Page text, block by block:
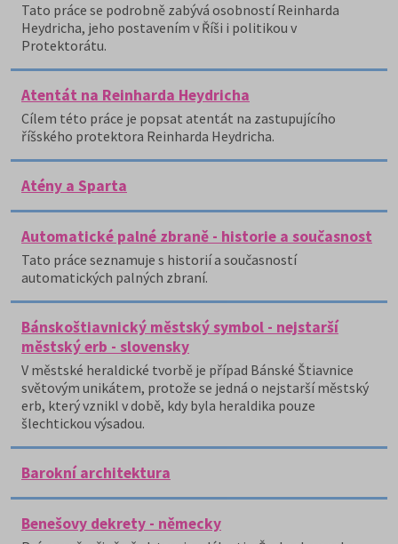
Tato práce se podrobně zabývá osobností Reinharda
Heydricha, jeho postavením v Říši i politikou v
Protektorátu.
Atentát na Reinharda Heydricha
Cílem této práce je popsat atentát na zastupujícího
říšského protektora Reinharda Heydricha.
Atény a Sparta
Automatické palné zbraně - historie a současnost
Tato práce seznamuje s historií a současností
automatických palných zbraní.
Bánskoštiavnický městský symbol - nejstarší
městský erb - slovensky
V městské heraldické tvorbě je případ Bánské Štiavnice
světovým unikátem, protože se jedná o nejstarší městský
erb, který vznikl v době, kdy byla heraldika pouze
šlechtickou výsadou.
Barokní architektura
Benešovy dekrety - německy